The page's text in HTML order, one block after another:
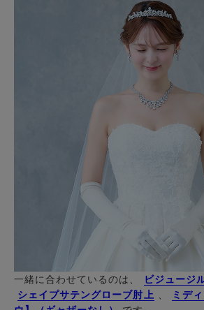
一緒に合わせているのは、 ビジュージ
シェイプサテングローブ肘上
ミデ